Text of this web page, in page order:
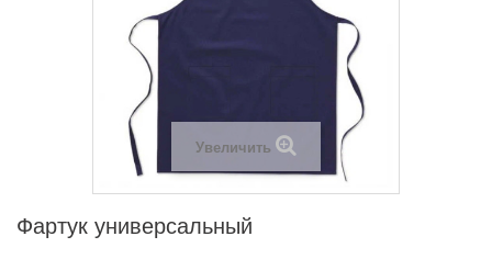
Увеличить
Фартук универсальный